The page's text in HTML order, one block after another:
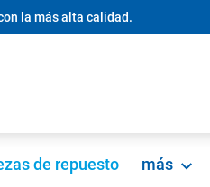
la más alta calidad.
de repuesto más